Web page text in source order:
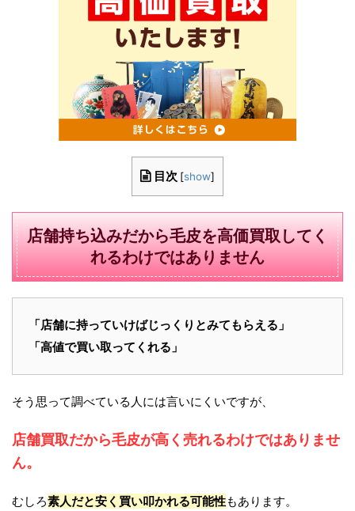
目次 [show]
店舗持ち込みだから毛皮を高価買取してく
れるわけではありません
「店舗に持っていけばじっくりとみてもらえる」
「高値で買い取ってくれる」
そう思って調べている人には言いにくいですが、
店舗買取だから毛皮が高く売れるわけではありませ
ん。
むしろ素人だと安く買い叩かれる可能性もあります。